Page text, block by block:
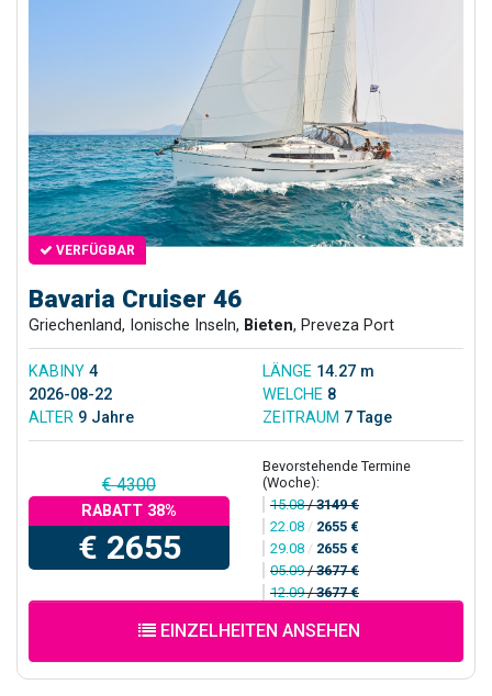
VERFÜGBAR
Bavaria Cruiser 46
Griechenland, Ionische Inseln, Bieten, Preveza Port
KABINY 4 LÄNGE 14.27 m
2026-08-22
WELCHE 8
ALTER 9 Jahre ZEITRAUM 7 Tage
€ 4300
RABATT 38%
€ 2655
Bevorstehende Termine
(Woche):
15.08/3149 €
22.08 / 2655 €
29.08 / 2655 €
05.09/3677 €
12.09/3677 €
EINZELHEITEN ANSEHEN